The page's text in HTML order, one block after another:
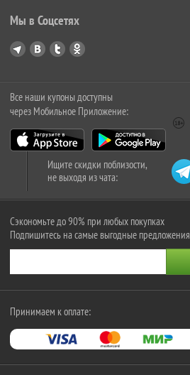
Мы в Соцсетях
Все наши купоны доступны
через Мобильное Приложение:
Ищите скидки поблизости,
не выходя из чата:
Сэкономьте до 90% при любых покупках
Подпишитесь на самые выгодные предложения
Принимаем к оплате: